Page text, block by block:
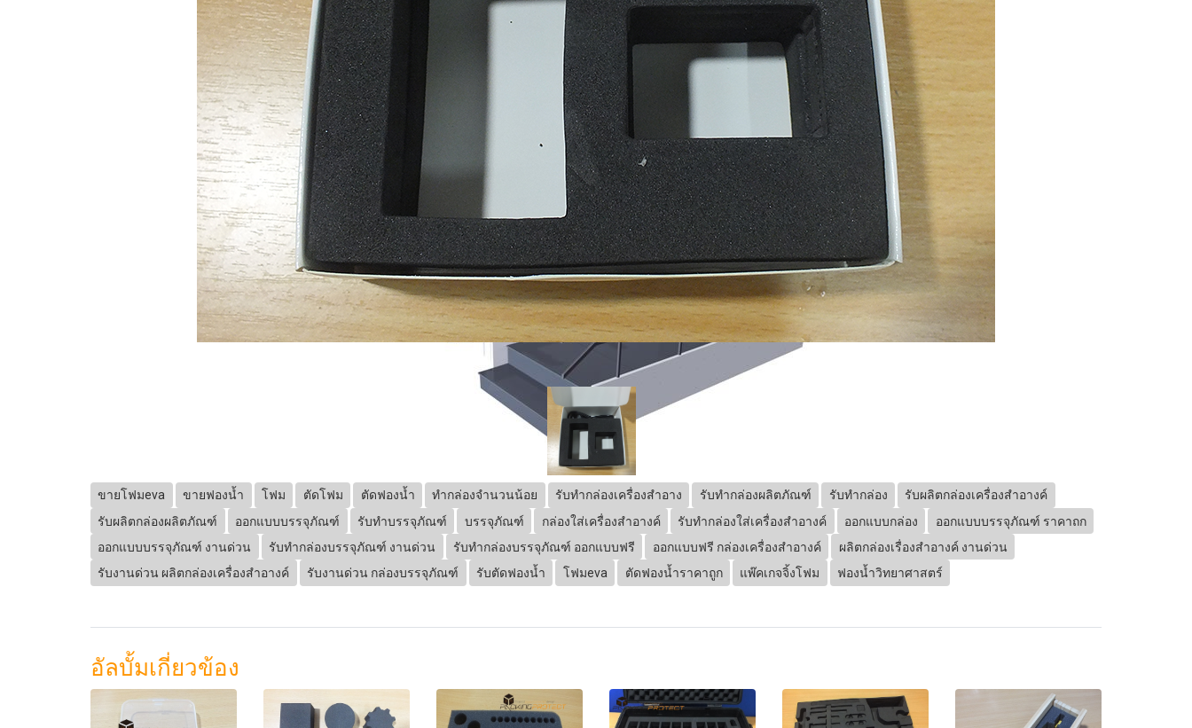
ขายโฟมeva ขายฟองน้ำ โฟม ตัดโฟม ตัดฟองน้ำ ทำกล่องจำนวนน้อย รับทำกล่องเครื่องสำอาง รับทำกล่องผลิตภัณฑ์ รับทำกล่อง
รับผลิตกล่องเครื่องสำอางค์
รับผลิตกล่องผลิตภัณฑ์
ออกแบบบรรจุภัณฑ์ รับทำบรรจุภัณฑ์ บรรจุภัณฑ์ กล่องใส่เครื่องสำอางค์ รับทำกล่องใส่เครื่องสำอางค์ ออกแบบกล่อง
ออกแบบบรรจุภัณฑ์ ราคาถก
ออกแบบบรรจุภัณฑ์ งานด่วน
รับทำกล่องบรรจุภัณฑ์ งานด่วน รับทำกล่องบรรจุภัณฑ์ ออกแบบฟรี ออกแบบฟรี กล่องเครื่องสำอางค์
ผลิตกล่องเรื่องสำอางค์ งานด่วน
รับงานด่วน ผลิตกล่องเครื่องสำอางค์
รับงานด่วน กล่องบรรจุภัณฑ์ รับตัดฟองน้ำ โฟมeva ตัดฟองน้ำราคาถูก แพ๊คเกจจิ้งโฟม ฟองน้ำวิทยาศาสตร์
อัลบั้มเกี่ยวข้อง